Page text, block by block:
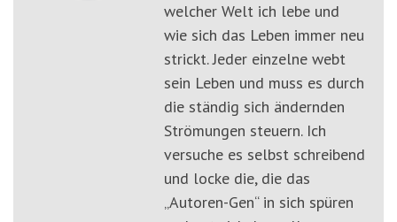
welcher Welt ich lebe und
wie sich das Leben immer neu
strickt. Jeder einzelne webt
sein Leben und muss es durch
die ständig sich ändernden
Strömungen steuern. Ich
versuche es selbst schreibend
und locke die, die das
„Autoren-Gen“ in sich spüren